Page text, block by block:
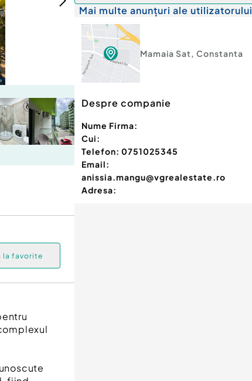
la favorite
Mai multe anunțuri ale utilizatorului
Mamaia Sat, Constanta
Despre companie
Nume Firma:
Cui:
Telefon: 0751025345
Email:
anissia.mangu@vgrealestate.ro
Adresa: